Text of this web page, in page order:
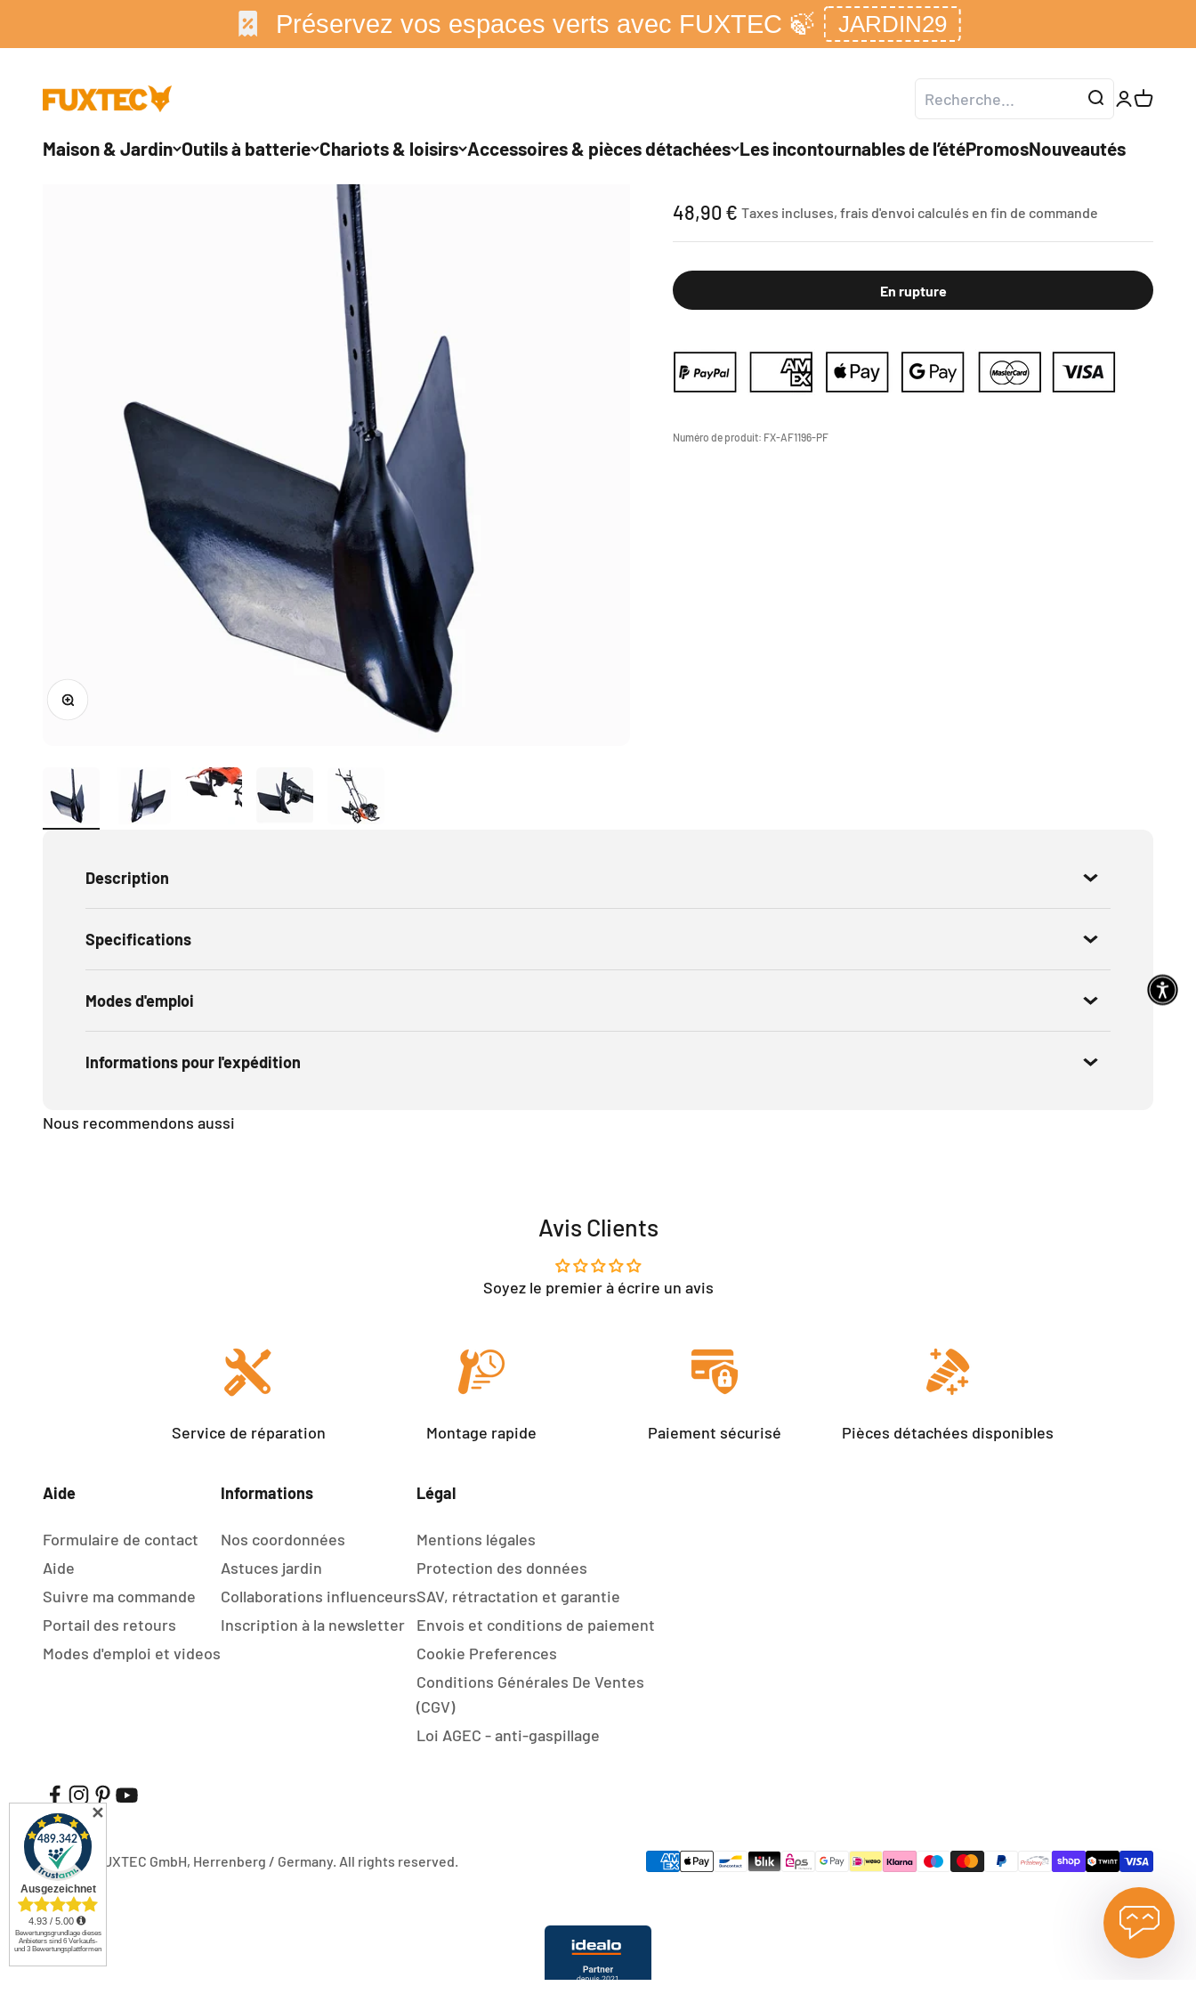
Préservez vos espaces verts avec FUXTEC 🍃 JARDIN29
Maison & Jardin Outils à batterie Chariots & loisirs Accessoires & pièces détachées Les incontournables de l’étéPromosNouveautés
FUXTEC GmbH Ouvrir le
Voir le
Zoomer sur l'image
Prix de vente
48,90 € Taxes incluses, frais d'envoi calculés en fin de commande
En rupture
Numéro de produit: FX-AF1196-PF
Description
Specifications
Modes d'emploi
Informations pour l'expédition
Nous recommendons aussi
Avis Clients
Soyez le premier à écrire un avis
Service de réparation Montage rapide Paiement sécurisé Pièces détachées disponibles
Aide
Formulaire de contact
Aide
Suivre ma commande
Portail des retours
Modes d'emploi et videos
Informations
Nos coordonnées
Astuces jardin
Collaborations influenceurs
Inscription à la newsletter
Légal
Mentions légales
Protection des données
SAV, rétractation et garantie
Envois et conditions de paiement
Cookie Preferences
Conditions Générales De Ventes
(CGV)
Loi AGEC - anti-gaspillage
© 2026, FUXTEC GmbH, Herrenberg / Germany. All rights reserved.
✕